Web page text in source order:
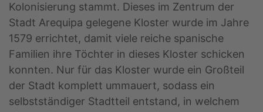
Kolonisierung stammt. Dieses im Zentrum der
Stadt Arequipa gelegene Kloster wurde im Jahre
1579 errichtet, damit viele reiche spanische
Familien ihre Töchter in dieses Kloster schicken
konnten. Nur für das Kloster wurde ein Großteil
der Stadt komplett ummauert, sodass ein
selbstständiger Stadtteil entstand, in welchem